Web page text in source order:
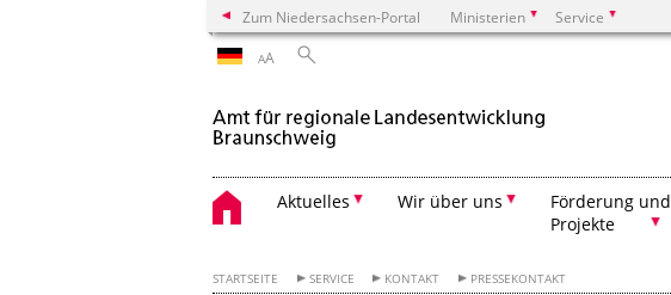
Zum Niedersachsen-Portal Ministerien Service
AA
Aktuelles Wir über uns
Förderung und
Projekte
STARTSEITE SERVICE KONTAKT PRESSEKONTAKT